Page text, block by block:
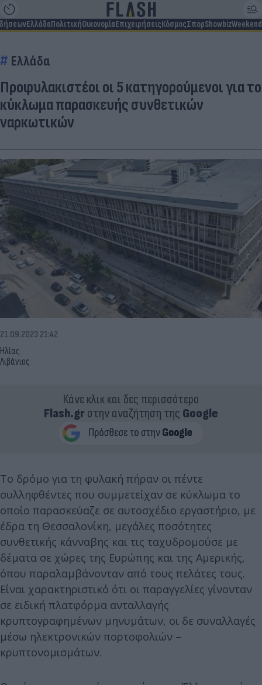
ΕλλάδαΠολιτικήΟικονομίαΕπιχειρήσειςΚόσμοςΣπορShowbizWeekend
Ελλάδα
Προφυλακιστέοι οι 5 κατηγορούμενοι για το
κύκλωμα παρασκευής συνθετικών
ναρκωτικών
Ηλίας
Λιβάνιος
21.09.2023 21:42
Κάνε κλικ και δες περισσότερο
Flash.grστην αναζήτηση της Google
Το δρόμο για τη φυλακή πήραν οι πέντε
συλληφθέντες που συμμετείχαν σε κύκλωμα το
οποίο παρασκεύαζε σε αυτοσχέδιο εργαστήριο, με
έδρα τη Θεσσαλονίκη, μεγάλες ποσότητες
συνθετικής κάνναβης και τις ταχυδρομούσε με
δέματα σε χώρες της Ευρώπης και της Αμερικής,
όπου παραλαμβάνονταν από τους πελάτες τους.
Είναι χαρακτηριστικό ότι οι παραγγελίες γίνονταν
σε ειδική πλατφόρμα ανταλλαγής
κρυπτογραφημένων μηνυμάτων, οι δε συναλλαγές
μέσω ηλεκτρονικών πορτοφολιών –
κρυπτονομισμάτων.